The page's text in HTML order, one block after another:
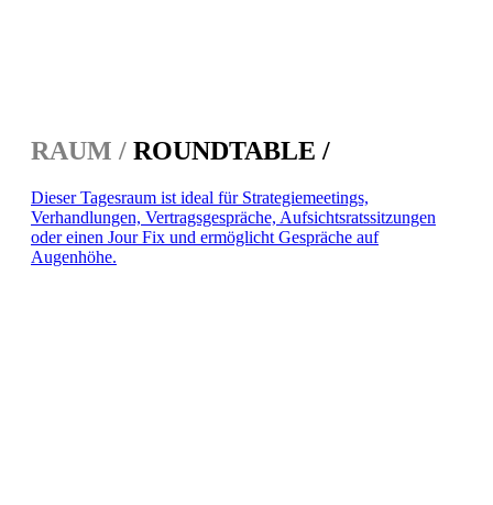
RAUM / ROUNDTABLE /
Dieser Tagesraum ist ideal für Strategiemeetings,
Verhandlungen, Vertragsgespräche, Aufsichtsratssitzungen
oder einen Jour Fix und ermöglicht Gespräche auf
Augenhöhe.